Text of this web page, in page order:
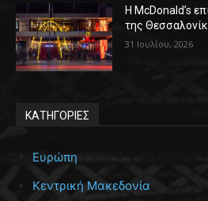
Η McDonald’s
της
31 Ιουλίου, 2026
ΚΑΤΗΓΟΡΙΕΣ
Ευρώπη
Κεντρική Μακεδονία